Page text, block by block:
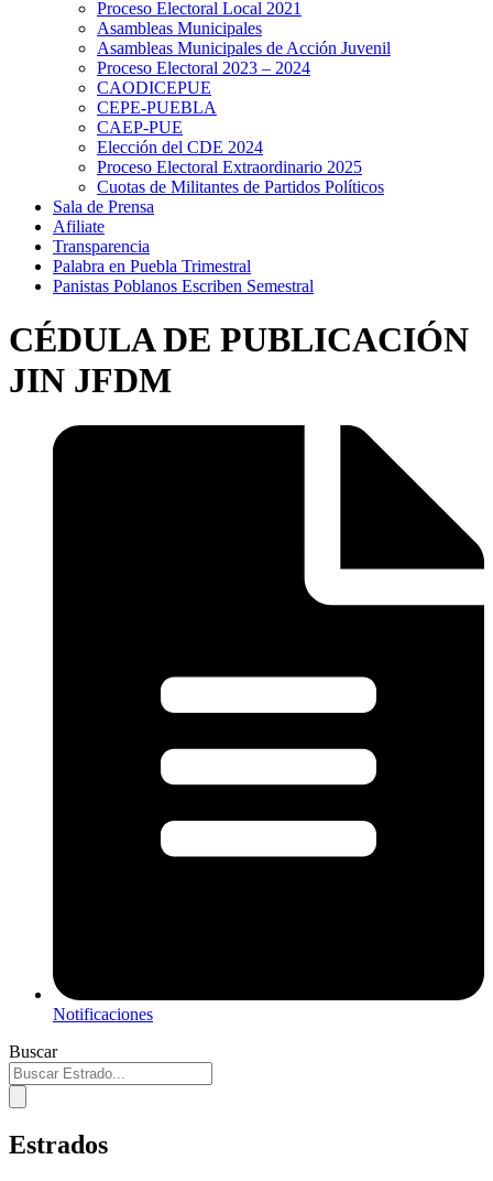
Proceso Electoral Local 2021
Asambleas Municipales
Asambleas Municipales de Acción Juvenil
Proceso Electoral 2023 – 2024
CAODICEPUE
CEPE-PUEBLA
CAEP-PUE
Elección del CDE 2024
Proceso Electoral Extraordinario 2025
Cuotas de Militantes de Partidos Políticos
Sala de Prensa
Afiliate
Transparencia
Palabra en Puebla Trimestral
Panistas Poblanos Escriben Semestral
CÉDULA DE PUBLICACIÓN
JIN JFDM
Notificaciones
Buscar
Estrados